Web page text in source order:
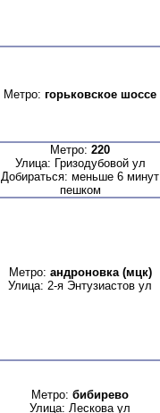
Метро: горьковское шоссе
Метро: 220
Улица: Гризодубовой ул
Добираться: меньше 6 минут
пешком
Метро: андроновка (мцк)
Улица: 2-я Энтузиастов ул
Метро: бибирево
Улица: Лескова ул